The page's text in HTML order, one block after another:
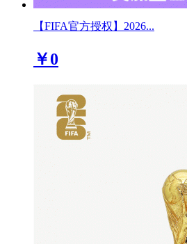
【FIFA官方授权】2026...
￥0